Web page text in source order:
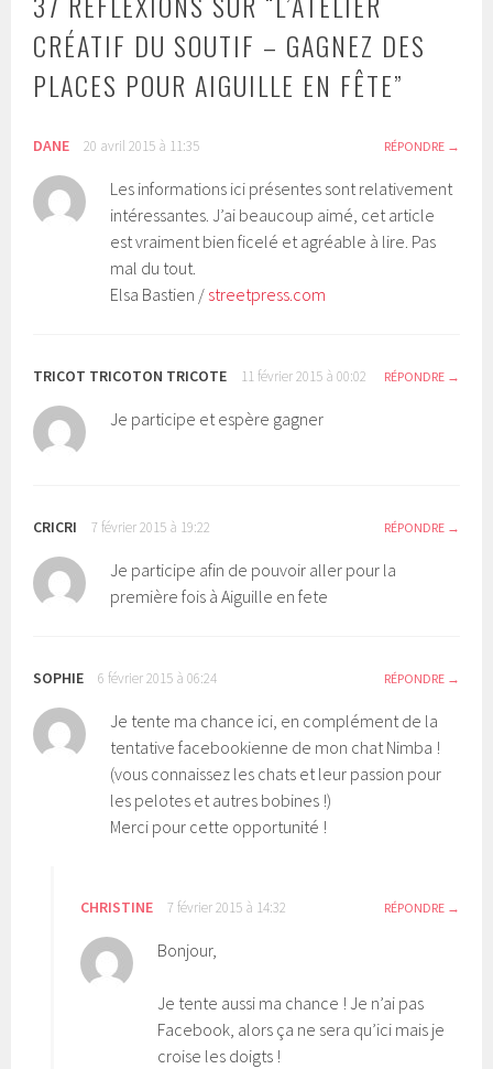
CRÉATIF DU SOUTIF – GAGNEZ DES
PLACES POUR AIGUILLE EN FÊTE”
DANE 20 avril 2015 à 11:35 RÉPONDRE
Les informations ici présentes sont relativement
intéressantes. J’ai beaucoup aimé, cet article
est vraiment bien ficelé et agréable à lire. Pas
mal du tout.
Elsa Bastien / streetpress.com
TRICOT TRICOTON TRICOTE 11 février 2015 à 00:02 RÉPONDRE
Je participe et espère gagner
CRICRI 7 février 2015 à 19:22 RÉPONDRE
Je participe afin de pouvoir aller pour la
première fois à Aiguille en fete
SOPHIE 6 février 2015 à 06:24 RÉPONDRE
Je tente ma chance ici, en complément de la
tentative facebookienne de mon chat Nimba !
(vous connaissez les chats et leur passion pour
les pelotes et autres bobines !)
Merci pour cette opportunité !
CHRISTINE 7 février 2015 à 14:32 RÉPONDRE
Bonjour,
Je tente aussi ma chance ! Je n’ai pas
Facebook, alors ça ne sera qu’ici mais je
croise les doigts !